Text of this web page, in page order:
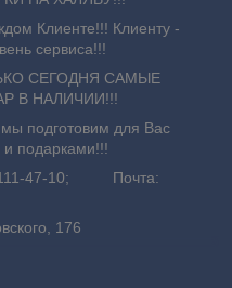
Клиенте!!! Клиенту -
сервиса!!!
СЕГОДНЯ САМЫЕ
В НАЛИЧИИ!!!
подготовим для Вас
и подарками!!!
111-47-10; Почта:
176